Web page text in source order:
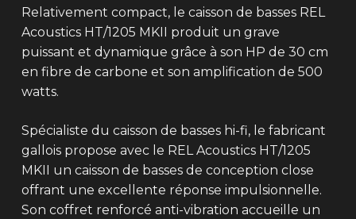
Relativement compact, le caisson de basses REL
Acoustics HT/1205 MKII produit un grave
puissant et dynamique grâce à son HP de 30 cm
en fibre de carbone et son amplification de 500
watts.
Spécialiste du caisson de basses hi-fi, le fabricant
gallois propose avec le REL Acoustics HT/1205
MKII un caisson de basses de conception close
offrant une excellente réponse impulsionnelle.
Son coffret renforcé anti-vibration accueille un